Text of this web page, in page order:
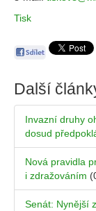
Tisk
Další
Invazní druhy
dosud
Nová pravidla
i zdražováním
Senát: Nynější